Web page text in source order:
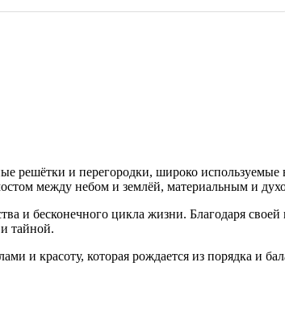
решётки и перегородки, широко
между небом и землёй, материальным и
бесконечного цикла жизни. Благодаря
тайной.
и красоту, которая рождается из порядка и